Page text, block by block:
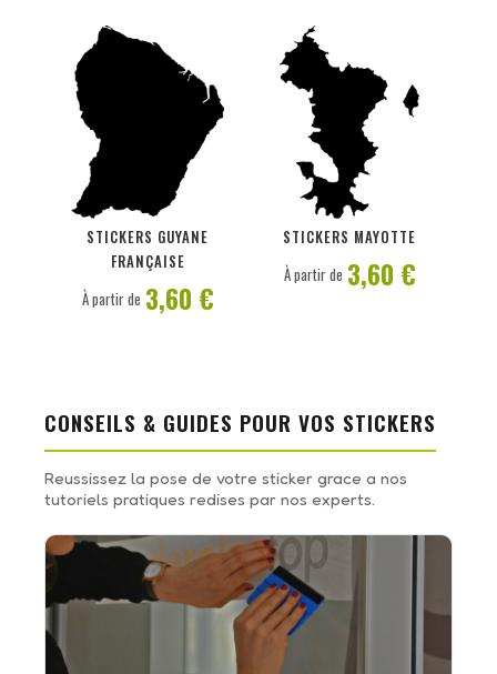
STICKERS GUYANE
FRANÇAISE
PERSONNALISER
À partir de 3,60 €
STICKERS MAYOTTE
PERSONNALISER
À partir de 3,60 €
CONSEILS & GUIDES POUR VOS STICKERS
Reussissez la pose de votre sticker grace a nos
tutoriels pratiques redises par nos experts.